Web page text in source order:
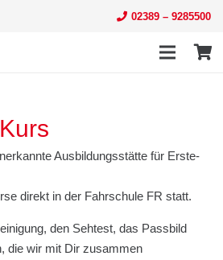
02389 – 9285500
Ausbildungsstätte für Erste-
direkt in der Fahrschule FR statt.
den Sehtest, das Passbild
die wir mit Dir zusammen